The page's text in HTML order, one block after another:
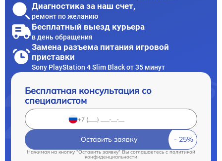
Диагностика за наш счет,
ремонт по желанию
Бесплатный выезд курьера
в день обращения
Замена разъема питания игровой
приставки
Sony PlayStation 4 Slim Black от 35 минут
Бесплатная консультация со
специалистом
Оставить заявку
Нажимая на кнопку "Оставить заявку" Вы соглашаетесь cполитикой
конфиденциальности